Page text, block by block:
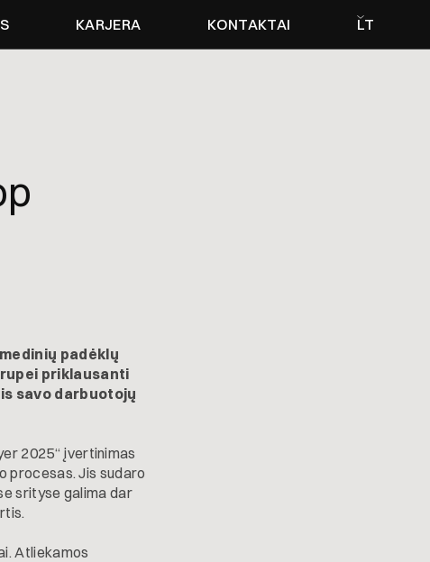
KARJERA KONTAKTAI LT
padėklų
priklausanti
savo darbuotojų
2025“ įvertinimas
procesas. Jis sudaro
srityse galima dar
Atliekamos